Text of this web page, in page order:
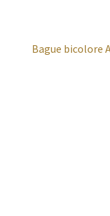
Bague bicolore